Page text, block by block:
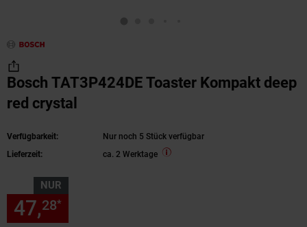
Bosch TAT3P424DE Toaster Kompakt deep
red crystal
Verfügbarkeit:
Nur noch 5 Stück verfügbar
Lieferzeit:
ca. 2 Werktage
NUR
47,28*